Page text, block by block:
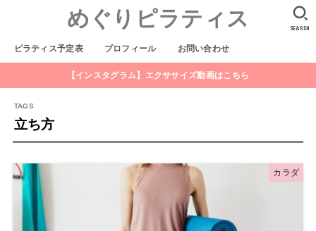
めぐりピラティス
ピラティス予定表 プロフィール お問い合わせ
SEARCH
【インスタグラム】エクササイズ動画はこちら
立ち方
カラダ